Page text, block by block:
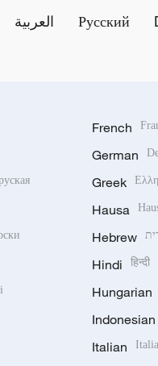
العربية Русский
French
German
Greek
Hausa
Hebrew
Hindi हिन्दी
Hungarian
Indonesian
Italian